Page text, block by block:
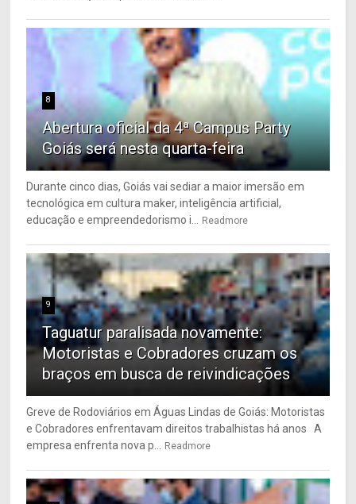
8
Abertura oficial da 4ª Campus Party
Goiás será nesta quarta-feira
Durante cinco dias, Goiás vai sediar a maior imersão em
tecnológica em cultura maker, inteligência artificial,
educação e empreendedorismo i... Readmore
9
Taguatur paralisada novamente:
Motoristas e Cobradores cruzam os
braços em busca de reivindicações
Greve de Rodoviários em Águas Lindas de Goiás: Motoristas
e Cobradores enfrentavam direitos trabalhistas há anos A
empresa enfrenta nova p... Readmore